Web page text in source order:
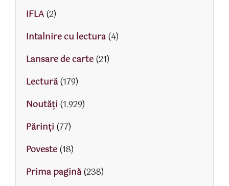
IFLA(2)
Intalnire cu lectura(4)
Lansare de carte(21)
Lectură(179)
Noutăți (1.929)
Părinţi (77)
Poveste(18)
Prima pagină(238)